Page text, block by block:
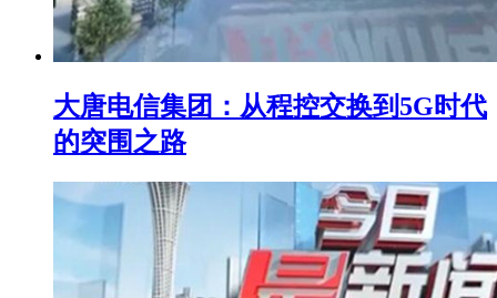
大唐电信集团：从程控交换到5G时代
的突围之路